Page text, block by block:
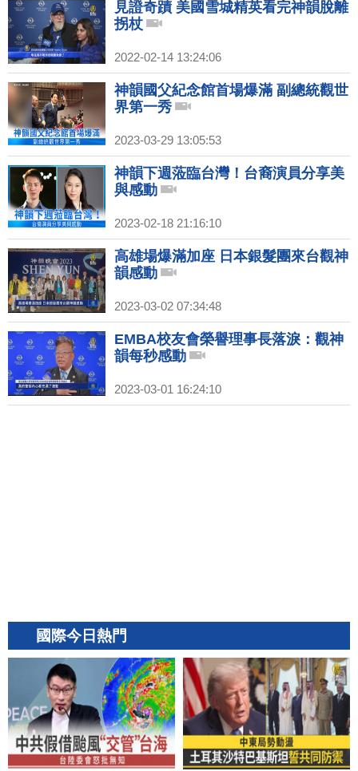
見證奇蹟 美國雪城精英看完神韻脫離
拐杖
2022-02-14 13:24:06
神韻國父紀念館首場爆滿 副總統觀世
界第一秀
2023-03-29 13:05:53
神韻下週蒞臨台灣！台裔演員分享美
與感動
2023-02-18 21:16:10
高雄場爆滿加座 日本銀髮團來台觀神
韻感動
2023-03-02 07:34:48
EMBA校友會榮譽理事長落淚：觀神
韻每秒感動
2023-03-01 16:24:10
國際今日熱門